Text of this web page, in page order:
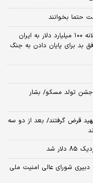
حتما بخوانند
توافق پیشنهادی برای بازگشایی تنگه هرمز سالانه ۱۰۰ میلیارد دلار به ایران
بد برای پایان دادن به جنگ
جشن تولد مسکو/ بشار
قرض گرفتند/ بعد از دو سه
شد
شورای عالی امنیت ملی